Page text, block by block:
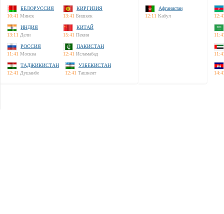
БЕЛОРУССИЯ
10:41 Минск
КИРГИЗИЯ
13:41 Бишкек
ИНДИЯ
13:11 Дели
КИТАЙ
15:41 Пекин
РОССИЯ
11:41 Москва
ПАКИСТАН
12:41 Исламабад
ТАДЖИКИСТАН
12:41 Душанбе
УЗБЕКИСТАН
12:41 Ташкент
Афганистан
12:11 Кабул